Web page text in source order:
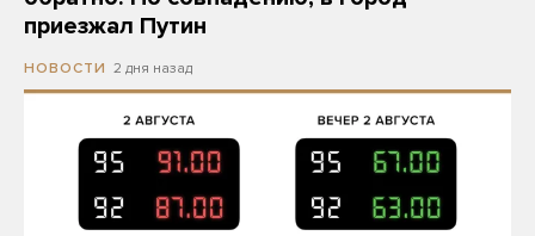
приезжал Путин
НОВОСТИ 2 дня назад